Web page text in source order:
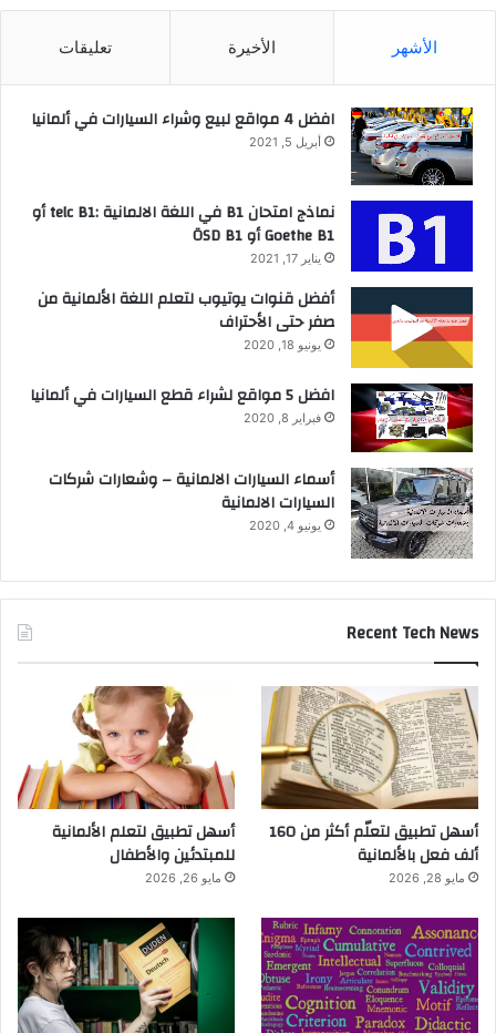
الأشهر الأخيرة تعليقات
افضل 4 مواقع لبيع وشراء السيارات في ألمانيا
أبريل 5, 2021
نماذج امتحان B1 في اللغة الالمانية :telc B1 أو
Goethe B1 أو ÖSD B1
يناير 17, 2021
أفضل قنوات يوتيوب لتعلم اللغة الألمانية من
صفر حتى الأحتراف
يونيو 18, 2020
افضل 5 مواقع لشراء قطع السيارات في ألمانيا
فبراير 8, 2020
أسماء السيارات الالمانية – وشعارات شركات
السيارات الالمانية
يونيو 4, 2020
Recent Tech News
أسهل تطبيق لتعلّم أكثر من 160
ألف فعل بالألمانية
مايو 28, 2026
أسهل تطبيق لتعلم الألمانية
للمبتدئين والأطفال
مايو 26, 2026